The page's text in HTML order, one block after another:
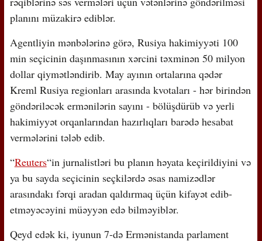
planını müzakirə ediblər.
Agentliyin mənbələrinə görə, Rusiya hakimiyyəti 100
min seçicinin daşınmasının xərcini təxminən 50 milyon
dollar qiymətləndirib. May ayının ortalarına qədər
Kreml Rusiya regionları arasında kvotaları - hər birindən
göndəriləcək ermənilərin sayını - bölüşdürüb və yerli
hakimiyyət orqanlarından hazırlıqları barədə hesabat
vermələrini tələb edib.
“Reuters“in jurnalistləri bu planın həyata keçirildiyini və
ya bu sayda seçicinin seçkilərdə əsas namizədlər
arasındakı fərqi aradan qaldırmaq üçün kifayət edib-
etməyəcəyini müəyyən edə bilməyiblər.
Qeyd edək ki, iyunun 7-də Ermənistanda parlament